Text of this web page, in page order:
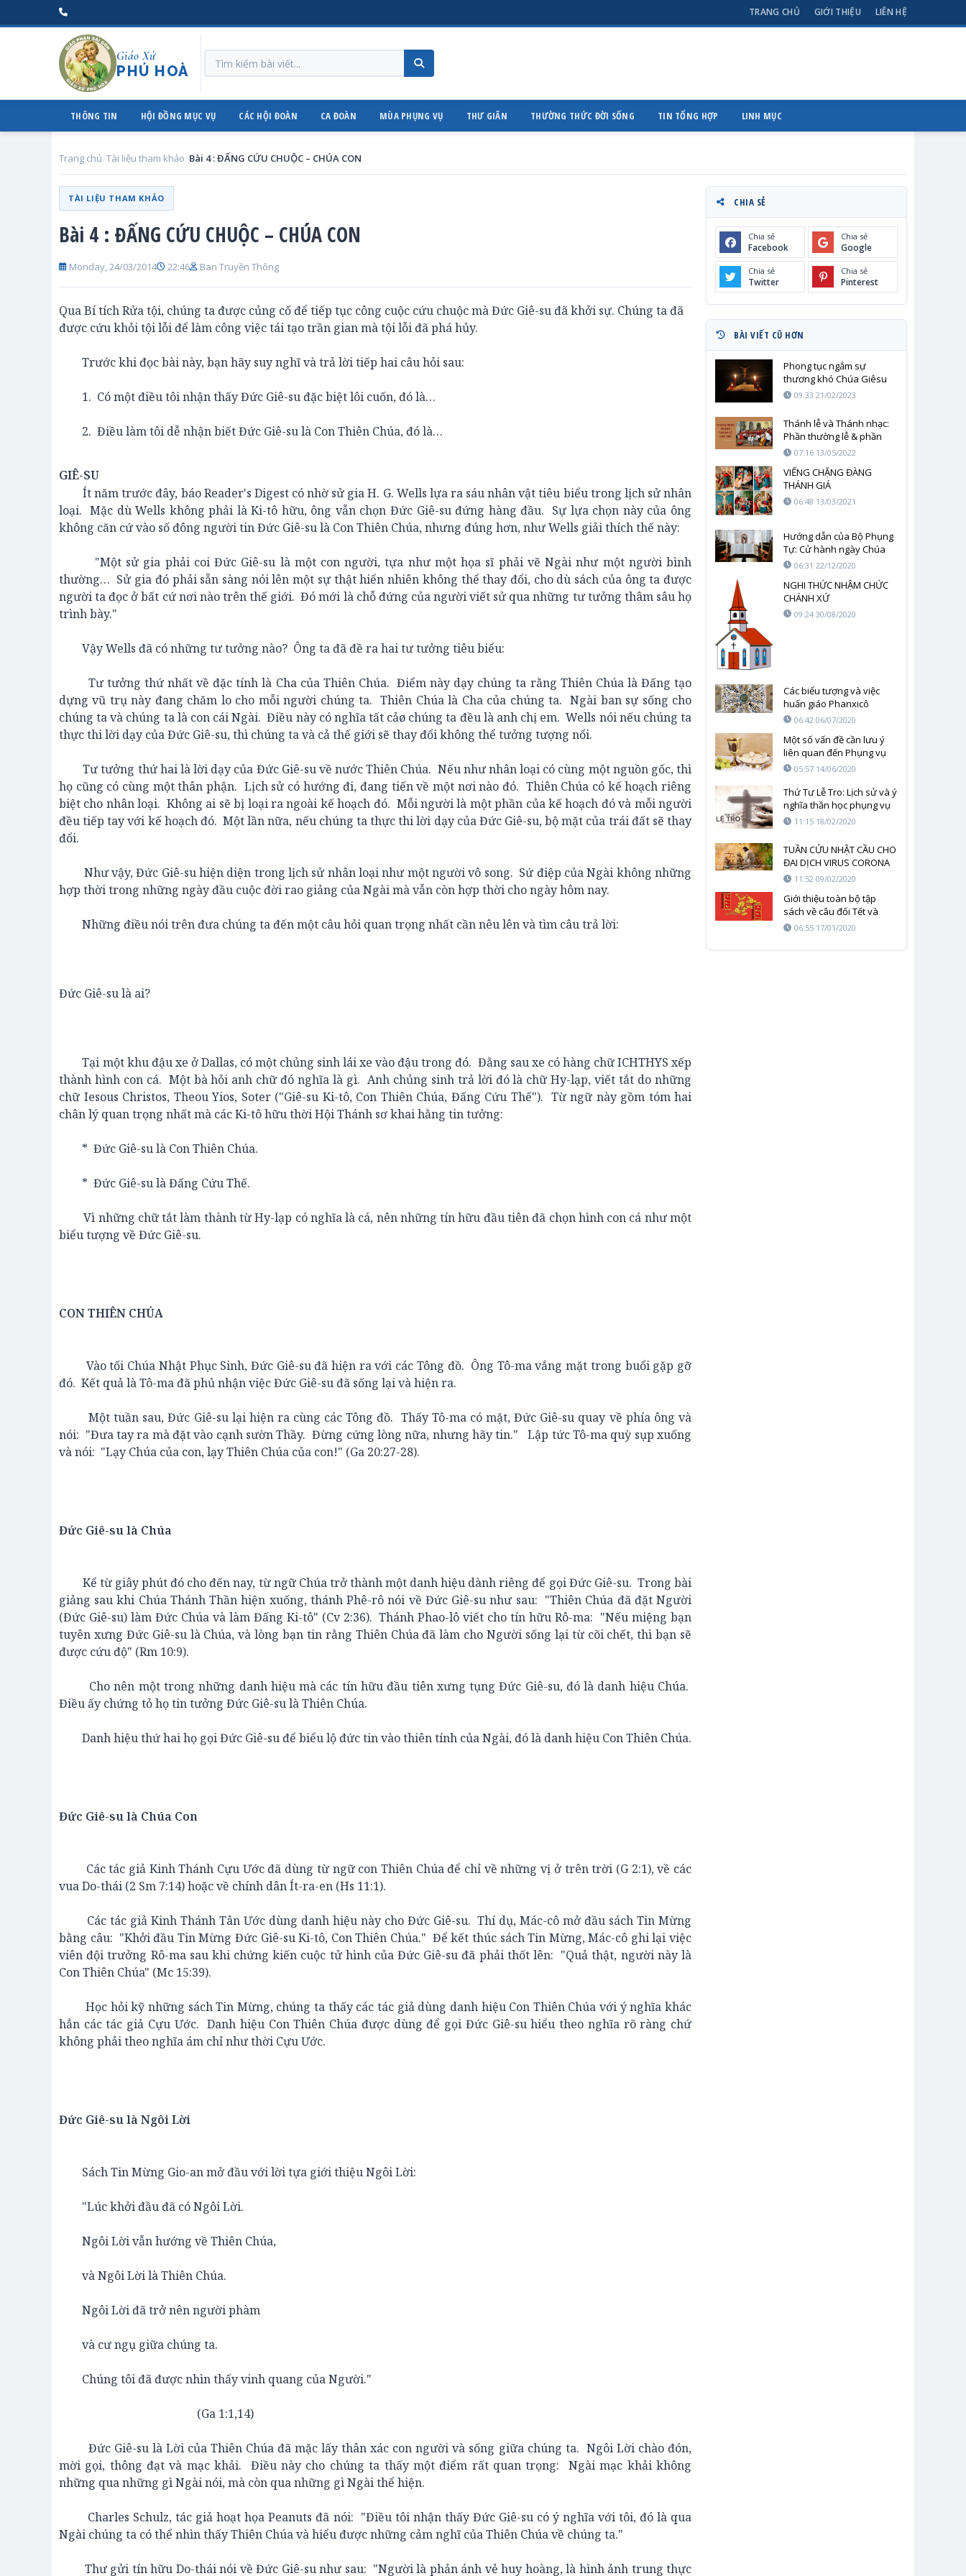
TRANG CHỦ GIỚI THIỆU LIÊN HỆ
Giáo Xứ
PHÚ HOÀ
THÔNG TIN HỘI ĐỒNG MỤC VỤ CÁC HỘI ĐOÀN CA ĐOÀN MÙA PHỤNG VỤ THƯ GIÃN THƯỜNG THỨC ĐỜI SỐNG TIN TỔNG HỢP LINH MỤC
Trang chủ Tài liệu tham khảo Bài 4 : ĐẤNG CỨU CHUỘC – CHÚA CON
TÀI LIỆU THAM KHẢO
Bài 4 : ĐẤNG CỨU CHUỘC – CHÚA CON
Monday, 24/03/2014 22:46 Ban Truyền Thông
Qua Bí tích Rửa tội, chúng ta được củng cố để tiếp tục công cuộc cứu chuộc mà Đức Giê-su đã khởi sự. Chúng ta đã
được cứu khỏi tội lỗi để làm công việc tái tạo trần gian mà tội lỗi đã phá hủy.
Trước khi đọc bài này, bạn hãy suy nghĩ và trả lời tiếp hai câu hỏi sau:
1. Có một điều tôi nhận thấy Đức Giê-su đặc biệt lôi cuốn, đó là…
2. Điều làm tôi dễ nhận biết Đức Giê-su là Con Thiên Chúa, đó là…
GIÊ-SU
Ít năm trước đây, báo Reader's Digest có nhờ sử gia H. G. Wells lựa ra sáu nhân vật tiêu biểu trong lịch sử nhân
loại. Mặc dù Wells không phải là Ki-tô hữu, ông vẫn chọn Đức Giê-su đứng hàng đầu. Sự lựa chọn này của ông
không căn cứ vào số đông người tin Đức Giê-su là Con Thiên Chúa, nhưng đúng hơn, như Wells giải thích thế này:
"Một sử gia phải coi Đức Giê-su là một con người, tựa như một họa sĩ phải vẽ Ngài như một người bình
thường… Sử gia đó phải sẵn sàng nói lên một sự thật hiển nhiên không thể thay đổi, cho dù sách của ông ta được
người ta đọc ở bất cứ nơi nào trên thế giới. Đó mới là chỗ đứng của người viết sử qua những tư tưởng thâm sâu họ
trình bày."
Vậy Wells đã có những tư tưởng nào? Ông ta đã đề ra hai tư tưởng tiêu biểu:
Tư tưởng thứ nhất về đặc tính là Cha của Thiên Chúa. Điểm này dạy chúng ta rằng Thiên Chúa là Đấng tạo
dựng vũ trụ này đang chăm lo cho mỗi người chúng ta. Thiên Chúa là Cha của chúng ta. Ngài ban sự sống cho
chúng ta và chúng ta là con cái Ngài. Điều này có nghĩa tất cảø chúng ta đều là anh chị em. Wells nói nếu chúng ta
thực thi lời dạy của Đức Giê-su, thì chúng ta và cả thế giới sẽ thay đổi không thể tưởng tượng nổi.
Tư tưởng thứ hai là lời dạy của Đức Giê-su về nước Thiên Chúa. Nếu như nhân loại có cùng một nguồn gốc, thì
họ cũng có cùng một thân phận. Lịch sử có hướng đi, đang tiến về một nơi nào đó. Thiên Chúa có kế hoạch riêng
biệt cho nhân loại. Không ai sẽ bị loại ra ngoài kế hoạch đó. Mỗi người là một phần của kế hoạch đó và mỗi người
đều tiếp tay với kế hoạch đó. Một lần nữa, nếu chúng ta thực thi lời dạy của Đức Giê-su, bộ mặt của trái đất sẽ thay
đổi.
Như vậy, Đức Giê-su hiện diện trong lịch sử nhân loại như một người vô song. Sứ điệp của Ngài không những
hợp thời trong những ngày đầu cuộc đời rao giảng của Ngài mà vẫn còn hợp thời cho ngày hôm nay.
Những điều nói trên đưa chúng ta đến một câu hỏi quan trọng nhất cần nêu lên và tìm câu trả lời:
Đức Giê-su là ai?
Tại một khu đậu xe ở Dallas, có một chủng sinh lái xe vào đậu trong đó. Đằng sau xe có hàng chữ ICHTHYS xếp
thành hình con cá. Một bà hỏi anh chữ đó nghĩa là gì. Anh chủng sinh trả lời đó là chữ Hy-lạp, viết tắt do những
chữ Iesous Christos, Theou Yios, Soter ("Giê-su Ki-tô, Con Thiên Chúa, Đấng Cứu Thế"). Từ ngữ này gồm tóm hai
chân lý quan trọng nhất mà các Ki-tô hữu thời Hội Thánh sơ khai hằng tin tưởng:
* Đức Giê-su là Con Thiên Chúa.
* Đức Giê-su là Đấng Cứu Thế.
Vì những chữ tắt làm thành từ Hy-lạp có nghĩa là cá, nên những tín hữu đầu tiên đã chọn hình con cá như một
biểu tượng về Đức Giê-su.
CON THIÊN CHÚA
Vào tối Chúa Nhật Phục Sinh, Đức Giê-su đã hiện ra với các Tông đồ. Ông Tô-ma vắng mặt trong buổi gặp gỡ
đó. Kết quả là Tô-ma đã phủ nhận việc Đức Giê-su đã sống lại và hiện ra.
Một tuần sau, Đức Giê-su lại hiện ra cùng các Tông đồ. Thấy Tô-ma có mặt, Đức Giê-su quay về phía ông và
nói: "Đưa tay ra mà đặt vào cạnh sườn Thầy. Đừng cứng lòng nữa, nhưng hãy tin." Lập tức Tô-ma quỳ sụp xuống
và nói: "Lạy Chúa của con, lạy Thiên Chúa của con!" (Ga 20:27-28).
Đức Giê-su là Chúa
Kể từ giây phút đó cho đến nay, từ ngữ Chúa trở thành một danh hiệu dành riêng để gọi Đức Giê-su. Trong bài
giảng sau khi Chúa Thánh Thần hiện xuống, thánh Phê-rô nói về Đức Giê-su như sau: "Thiên Chúa đã đặt Người
(Đức Giê-su) làm Đức Chúa và làm Đấng Ki-tô" (Cv 2:36). Thánh Phao-lô viết cho tín hữu Rô-ma: "Nếu miệng bạn
tuyên xưng Đức Giê-su là Chúa, và lòng bạn tin rằng Thiên Chúa đã làm cho Người sống lại từ cõi chết, thì bạn sẽ
được cứu độ" (Rm 10:9).
Cho nên một trong những danh hiệu mà các tín hữu đầu tiên xưng tụng Đức Giê-su, đó là danh hiệu Chúa.
Điều ấy chứng tỏ họ tin tưởng Đức Giê-su là Thiên Chúa.
Danh hiệu thứ hai họ gọi Đức Giê-su để biểu lộ đức tin vào thiên tính của Ngài, đó là danh hiệu Con Thiên Chúa.
Đức Giê-su là Chúa Con
Các tác giả Kinh Thánh Cựu Ước đã dùng từ ngữ con Thiên Chúa để chỉ về những vị ở trên trời (G 2:1), về các
vua Do-thái (2 Sm 7:14) hoặc về chính dân Ít-ra-en (Hs 11:1).
Các tác giả Kinh Thánh Tân Ước dùng danh hiệu này cho Đức Giê-su. Thí dụ, Mác-cô mở đầu sách Tin Mừng
bằng câu: "Khởi đầu Tin Mừng Đức Giê-su Ki-tô, Con Thiên Chúa." Để kết thúc sách Tin Mừng, Mác-cô ghi lại việc
viên đội trưởng Rô-ma sau khi chứng kiến cuộc tử hình của Đức Giê-su đã phải thốt lên: "Quả thật, người này là
Con Thiên Chúa" (Mc 15:39).
Học hỏi kỹ những sách Tin Mừng, chúng ta thấy các tác giả dùng danh hiệu Con Thiên Chúa với ý nghĩa khác
hẳn các tác giả Cựu Ước. Danh hiệu Con Thiên Chúa được dùng để gọi Đức Giê-su hiểu theo nghĩa rõ ràng chứ
không phải theo nghĩa ám chỉ như thời Cựu Ước.
Đức Giê-su là Ngôi Lời
Sách Tin Mừng Gio-an mở đầu với lời tựa giới thiệu Ngôi Lời:
"Lúc khởi đầu đã có Ngôi Lời.
Ngôi Lời vẫn hướng về Thiên Chúa,
và Ngôi Lời là Thiên Chúa.
Ngôi Lời đã trở nên người phàm
và cư ngụ giữa chúng ta.
Chúng tôi đã được nhìn thấy vinh quang của Người."
(Ga 1:1,14)
Đức Giê-su là Lời của Thiên Chúa đã mặc lấy thân xác con người và sống giữa chúng ta. Ngôi Lời chào đón,
mời gọi, thông đạt và mạc khải. Điều này cho chúng ta thấy một điểm rất quan trọng: Ngài mạc khải không
những qua những gì Ngài nói, mà còn qua những gì Ngài thể hiện.
Charles Schulz, tác giả hoạt họa Peanuts đã nói: "Điều tôi nhận thấy Đức Giê-su có ý nghĩa với tôi, đó là qua
Ngài chúng ta có thể nhìn thấy Thiên Chúa và hiểu được những cảm nghĩ của Thiên Chúa về chúng ta."
Thư gửi tín hữu Do-thái nói về Đức Giê-su như sau: "Người là phản ánh vẻ huy hoàng, là hình ảnh trung thực
CHIA SẺ
Chia sẻ
Facebook
Chia sẻ
Google
Chia sẻ
Twitter
Chia sẻ
Pinterest
BÀI VIẾT CŨ HƠN
Phong tục ngắm sự
thương khó Chúa Giêsu
09:33 21/02/2023
Thánh lễ và Thánh nhạc:
Phần thường lễ & phần
riêng của Thánh lễ
07:16 13/05/2022
VIẾNG CHẶNG ĐÀNG
THÁNH GIÁ
06:48 13/03/2021
Hướng dẫn của Bộ Phụng
Tự: Cử hành ngày Chúa
nhật Lời Chúa
06:31 22/12/2020
NGHI THỨC NHẬM CHỨC
CHÁNH XỨ
09:24 30/08/2020
Các biểu tượng và việc
huấn giáo Phanxicô
06:42 06/07/2020
Một số vấn đề cần lưu ý
liên quan đến Phụng vụ
Thánh lễ
05:57 14/06/2020
Thứ Tư Lễ Tro: Lịch sử và ý
nghĩa thần học phụng vụ
11:15 18/02/2020
TUẦN CỬU NHẬT CẦU CHO
ĐAI DỊCH VIRUS CORONA
SỚM CHẤM DỨT – NGÀY
11:52 09/02/2020
Giới thiệu toàn bộ tập
sách về câu đối Tết và
Phụng Vụ
06:55 17/01/2020